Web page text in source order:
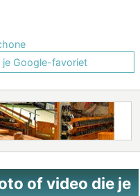
je Google-favoriet
of video die je